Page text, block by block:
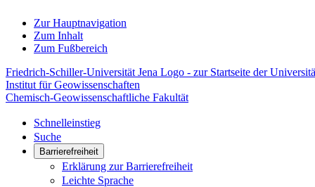
Zur Hauptnavigation
Zum Inhalt
Zum Fußbereich
Friedrich-Schiller-Universität Jena Logo - zur Startseite der
Institut für Geowissenschaften
Chemisch-Geowissenschaftliche Fakultät
Schnelleinstieg
Suche
Barrierefreiheit
Erklärung zur Barrierefreiheit
Leichte Sprache